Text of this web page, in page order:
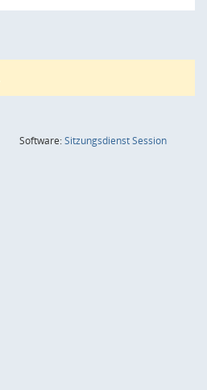
Software:SitzungsdienstSession(Wird in